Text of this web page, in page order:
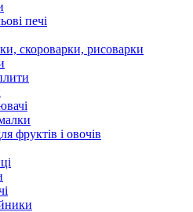
печі
скороварки, рисоварки
фруктів і овочів